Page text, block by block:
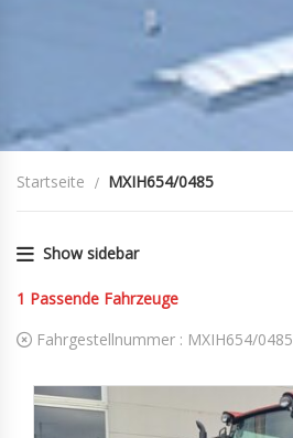
Startseite MXIH654/0485
Show sidebar
1 Passende Fahrzeuge
Fahrgestellnummer : MXIH654/0485